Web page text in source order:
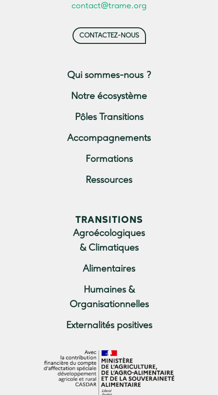
contact@trame.org
CONTACTEZ-NOUS
Qui sommes-nous ?
Notre écosystème
Pôles Transitions
Accompagnements
Formations
Ressources
TRANSITIONS
Agroécologiques
& Climatiques
Alimentaires
Humaines &
Organisationnelles
Externalités positives